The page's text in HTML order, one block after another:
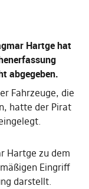
Hartge hat
abgegeben.
Fahrzeuge, die
hatte der Pirat
Hartge zu dem
Eingriff
darstellt.